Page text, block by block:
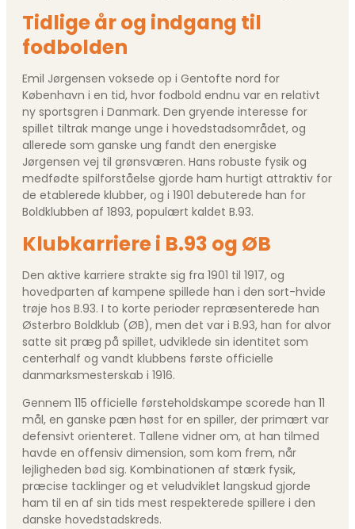
Tidlige år og indgang til
fodbolden
Emil Jørgensen voksede op i Gentofte nord for
København i en tid, hvor fodbold endnu var en relativt
ny sportsgren i Danmark. Den gryende interesse for
spillet tiltrak mange unge i hovedstadsområdet, og
allerede som ganske ung fandt den energiske
Jørgensen vej til grønsværen. Hans robuste fysik og
medfødte spilforståelse gjorde ham hurtigt attraktiv for
de etablerede klubber, og i 1901 debuterede han for
Boldklubben af 1893, populært kaldet B.93.
Klubkarriere i B.93 og ØB
Den aktive karriere strakte sig fra 1901 til 1917, og
hovedparten af kampene spillede han i den sort-hvide
trøje hos B.93. I to korte perioder repræsenterede han
Østerbro Boldklub (ØB), men det var i B.93, han for alvor
satte sit præg på spillet, udviklede sin identitet som
centerhalf og vandt klubbens første officielle
danmarksmesterskab i 1916.
Gennem 115 officielle førsteholdskampe scorede han 11
mål, en ganske pæn høst for en spiller, der primært var
defensivt orienteret. Tallene vidner om, at han tilmed
havde en offensiv dimension, som kom frem, når
lejligheden bød sig. Kombinationen af stærk fysik,
præcise tacklinger og et veludviklet langskud gjorde
ham til en af sin tids mest respekterede spillere i den
danske hovedstadskreds.